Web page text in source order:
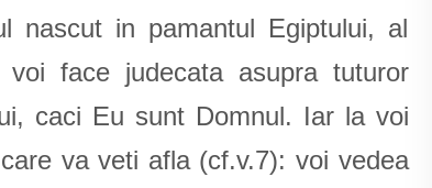
nascut in pamantul Egiptului, al
face judecata asupra tuturor
caci Eu sunt Domnul. Iar la voi
va veti afla (cf.v.7): voi vedea